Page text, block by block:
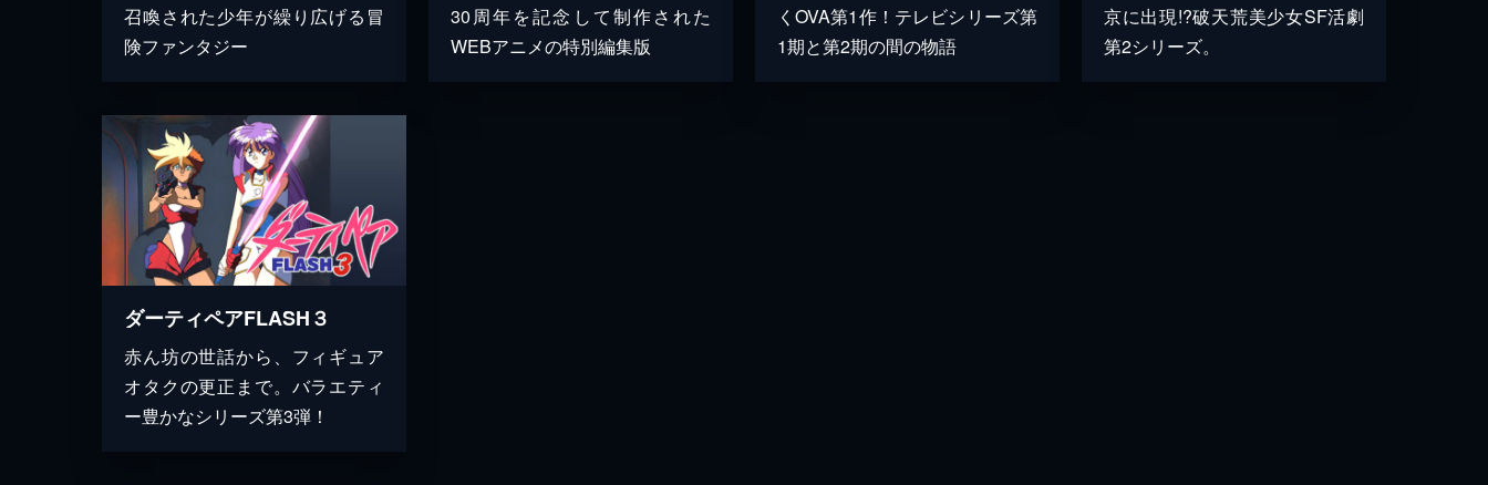
召喚された少年が繰り広げる冒
険ファンタジー
30周年を記念して制作された
WEBアニメの特別編集版
くOVA第1作！テレビシリーズ第
1期と第2期の間の物語
京に出現!?破天荒美少女SF活劇
第2シリーズ。
ダーティペアFLASH３
赤ん坊の世話から、フィギュア
オタクの更正まで。バラエティ
ー豊かなシリーズ第3弾！